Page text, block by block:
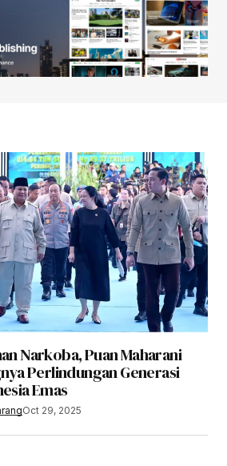
Narkoba, Puan Maharani
Perlindungan Generasi
Emas
Oct 29, 2025